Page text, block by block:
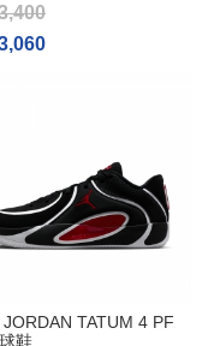
JORDAN TATUM 4 PF
鞋